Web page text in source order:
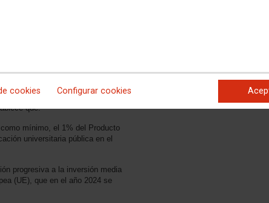
cookies Configurar cookies
pública. Se suponía que el
Universitario (LOSU)
universidades de los recursos
financiera que les
esta ley orgánica y asegurar la
que:
mínimo, el 1% del Producto
universitaria pública en el
progresiva a la inversión media
(UE), que en el año 2024 se